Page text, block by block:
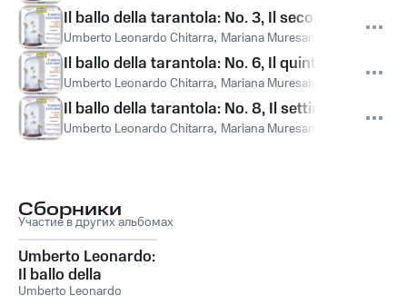
Il ballo della tarantola: No. 3, Il secondo antidoto
Umberto Leonardo Chitarra, Mariana Muresanu Violino
Il ballo della tarantola: No. 6, Il quinto antidoto
Umberto Leonardo Chitarra, Mariana Muresanu Violino
Il ballo della tarantola: No. 8, Il settimo antidoto
Umberto Leonardo Chitarra, Mariana Muresanu Violino
Сборники
Участие в других альбомах
Umberto Leonardo:
Il ballo della
tarantola
Umberto Leonardo